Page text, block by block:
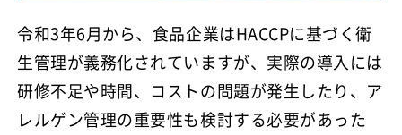
令和3年6月から、食品企業はHACCPに基づく衛
生管理が義務化されていますが、実際の導入には
研修不足や時間、コストの問題が発生したり、ア
レルゲン管理の重要性も検討する必要があった